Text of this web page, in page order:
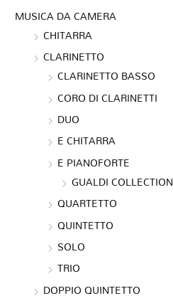
MUSICA DA CAMERA
CHITARRA
CLARINETTO
CLARINETTO BASSO
CORO DI CLARINETTI
DUO
E CHITARRA
E PIANOFORTE
GUALDI COLLECTION
QUARTETTO
QUINTETTO
SOLO
TRIO
DOPPIO QUINTETTO